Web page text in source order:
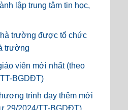
lập trung tâm tin học,
trường được tổ chức
trường
viên mới nhất (theo
BGDĐT)
trình dạy thêm mới